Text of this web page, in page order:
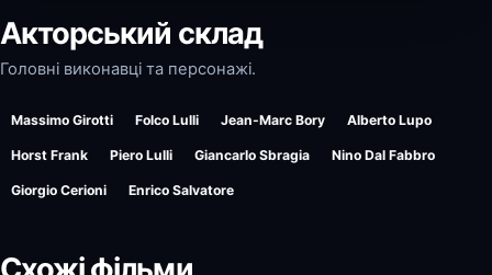
Акторський склад
Головні виконавці та персонажі.
Massimo Girotti Folco Lulli Jean-Marc Bory Alberto Lupo
Horst Frank Piero Lulli Giancarlo Sbragia Nino Dal Fabbro
Giorgio Cerioni Enrico Salvatore